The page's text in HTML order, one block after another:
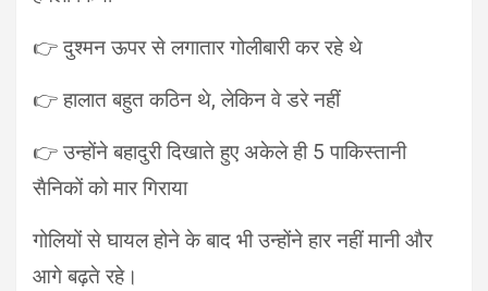
👉 दुश्मन ऊपर से लगातार गोलीबारी कर रहे थे
👉 हालात बहुत कठिन थे, लेकिन वे डरे नहीं
👉 उन्होंने बहादुरी दिखाते हुए अकेले ही 5 पाकिस्तानी
सैनिकों को मार गिराया
गोलियों से घायल होने के बाद भी उन्होंने हार नहीं मानी और
आगे बढ़ते रहे।